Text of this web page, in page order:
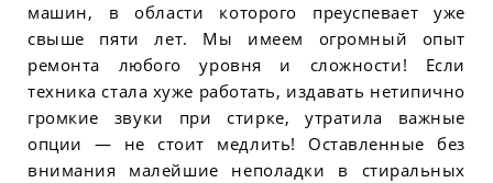
машин, в области которого преуспевает уже
свыше пяти лет. Мы имеем огромный опыт
ремонта любого уровня и сложности! Если
техника стала хуже работать, издавать нетипично
громкие звуки при стирке, утратила важные
опции — не стоит медлить! Оставленные без
внимания малейшие неполадки в стиральных